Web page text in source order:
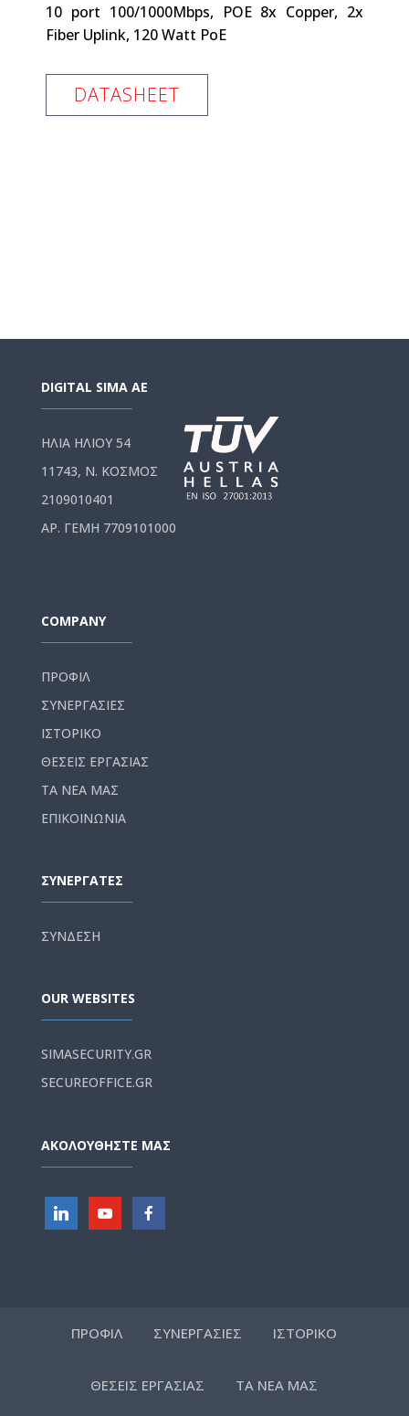
10 port 100/1000Mbps, POE 8x Copper, 2x
Fiber Uplink, 120 Watt PoE
DATASHEET
DIGITAL SIMA AE
ΗΛΙΑ ΗΛΙΟΥ 54
11743, Ν. ΚΟΣΜΟΣ
2109010401
ΑΡ. ΓΕΜΗ 7709101000
COMPANY
ΠΡΟΦΙΛ
ΣΥΝΕΡΓΑΣΙΕΣ
ΙΣΤΟΡΙΚΟ
ΘΕΣΕΙΣ ΕΡΓΑΣΙΑΣ
ΤΑ ΝΕΑ ΜΑΣ
ΕΠΙΚΟΙΝΩΝΙΑ
ΣΥΝΕΡΓΑΤΕΣ
ΣΥΝΔΕΣΗ
OUR WEBSITES
SIMASECURITY.GR
SECUREOFFICE.GR
ΑΚΟΛΟΥΘΗΣΤΕ ΜΑΣ
ΠΡΟΦΙΛ ΣΥΝΕΡΓΑΣΙΕΣ ΙΣΤΟΡΙΚΟ
ΘΕΣΕΙΣ ΕΡΓΑΣΙΑΣ ΤΑ ΝΕΑ ΜΑΣ